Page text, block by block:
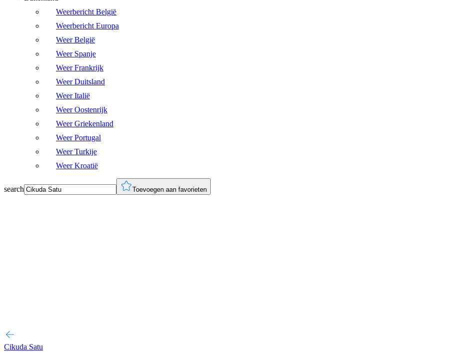
Weerbericht België
Weerbericht Europa
Weer België
Weer Spanje
Weer Frankrijk
Weer Duitsland
Weer Italië
Weer Oostenrijk
Weer Griekenland
Weer Portugal
Weer Turkije
Weer Kroatië
search Toevoegen aan favorieten
Cikuda Satu